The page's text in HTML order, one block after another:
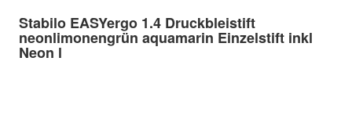
Stabilo EASYergo 1.4 Druckbleistift
neonlimonengrün aquamarin Einzelstift inkl
Neon l